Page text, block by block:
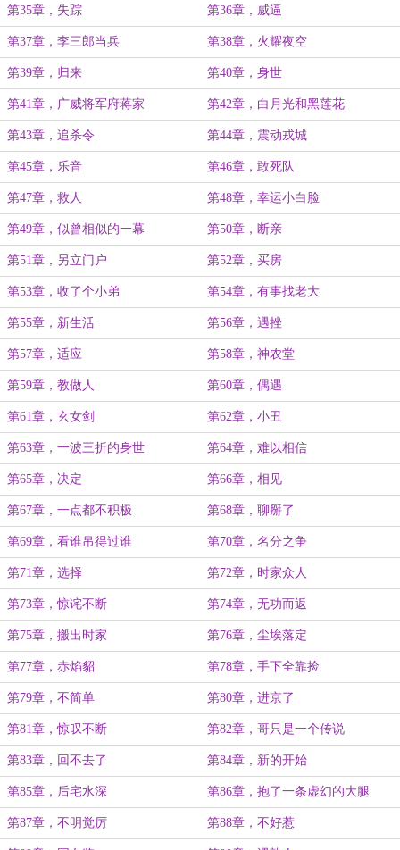
第35章，失踪 第36章，威逼
第37章，李三郎当兵 第38章，火耀夜空
第39章，归来 第40章，身世
第41章，广威将军府蒋家 第42章，白月光和黑莲花
第43章，追杀令 第44章，震动戎城
第45章，乐音 第46章，敢死队
第47章，救人 第48章，幸运小白脸
第49章，似曾相似的一幕 第50章，断亲
第51章，另立门户 第52章，买房
第53章，收了个小弟 第54章，有事找老大
第55章，新生活 第56章，遇挫
第57章，适应 第58章，神农堂
第59章，教做人 第60章，偶遇
第61章，玄女剑 第62章，小丑
第63章，一波三折的身世 第64章，难以相信
第65章，决定 第66章，相见
第67章，一点都不积极 第68章，聊掰了
第69章，看谁吊得过谁 第70章，名分之争
第71章，选择 第72章，时家众人
第73章，惊诧不断 第74章，无功而返
第75章，搬出时家 第76章，尘埃落定
第77章，赤焰貂 第78章，手下全靠捡
第79章，不简单 第80章，进京了
第81章，惊叹不断 第82章，哥只是一个传说
第83章，回不去了 第84章，新的开始
第85章，后宅水深 第86章，抱了一条虚幻的大腿
第87章，不明觉厉 第88章，不好惹